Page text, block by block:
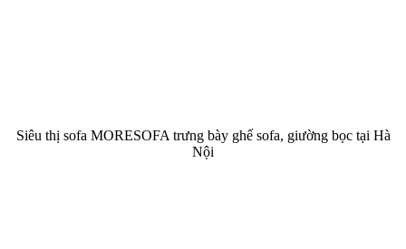
Siêu thị sofa MORESOFA trưng bày ghế sofa, giường bọc tại Hà
Nội